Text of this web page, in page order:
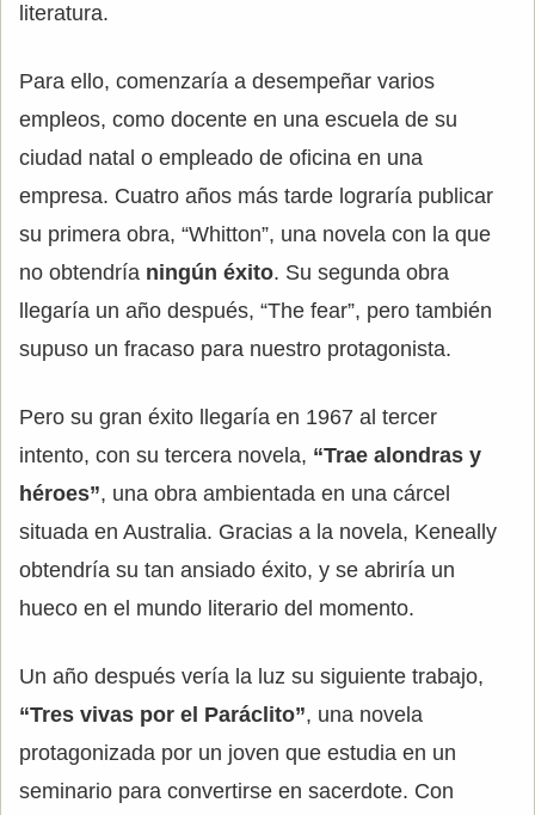
literatura.
Para ello, comenzaría a desempeñar varios
empleos, como docente en una escuela de su
ciudad natal o empleado de oficina en una
empresa. Cuatro años más tarde lograría publicar
su primera obra, “Whitton”, una novela con la que
no obtendría ningún éxito. Su segunda obra
llegaría un año después, “The fear”, pero también
supuso un fracaso para nuestro protagonista.
Pero su gran éxito llegaría en 1967 al tercer
intento, con su tercera novela, “Trae alondras y
héroes”, una obra ambientada en una cárcel
situada en Australia. Gracias a la novela, Keneally
obtendría su tan ansiado éxito, y se abriría un
hueco en el mundo literario del momento.
Un año después vería la luz su siguiente trabajo,
“Tres vivas por el Paráclito”, una novela
protagonizada por un joven que estudia en un
seminario para convertirse en sacerdote. Con